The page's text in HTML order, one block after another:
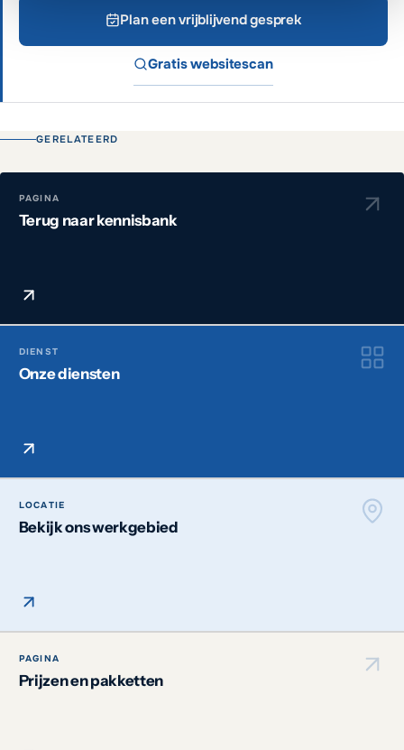
Plan een vrijblijvend gesprek
Gratis websitescan
GERELATEERD
PAGINA
Terug naar kennisbank
DIENST
Onze diensten
LOCATIE
Bekijk ons werkgebied
PAGINA
Prijzen en pakketten